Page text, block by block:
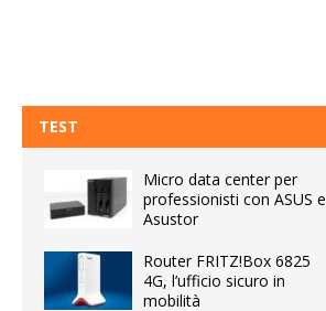
TEST
Micro data center per
professionisti con ASUS e
Asustor
Router FRITZ!Box 6825
4G, l’ufficio sicuro in
mobilità